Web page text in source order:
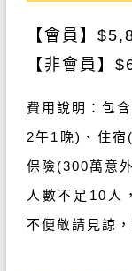
【會員】
【非會員】
費用說明：包
2午1晚)、住宿
保險(300萬意
人數不足 10 人
不便敬請見諒，